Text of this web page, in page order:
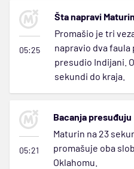
05:25
Šta napravi Maturin
Promašio je tri
napravio dva
presudio Indijani.
sekundi do kraja.
05:21
Bacanja presuđuju
Maturin na 23
promašuje oba
Oklahomu.